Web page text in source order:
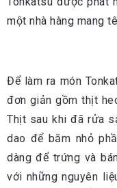
một nhà hàng mang
Để làm ra món
đơn giản gồm thịt
Thịt sau khi đã rửa
dao để băm nhỏ
dàng để trứng và
với những nguyên